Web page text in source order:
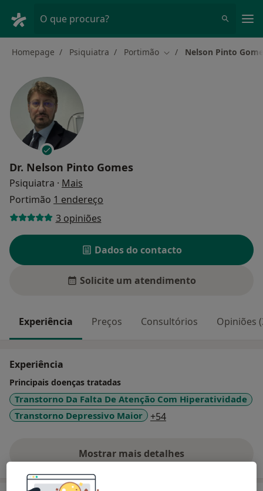
O que procura?
Homepage Psiquiatra Portimão Mudar de cidade
Nelson Pinto
Dr. Nelson Pinto Gomes
Psiquiatra · Mais
Portimão 1 endereço
3 opiniões
Dados do contacto
Solicite um atendimento
Experiência Preços Consultórios Opiniões
Experiência
Principais doenças tratadas
Transtorno Da Falta De Atenção Com Hiperatividade
Transtorno Depressivo Maior
+54
Mostrar mais detalhes
sobre a experiência